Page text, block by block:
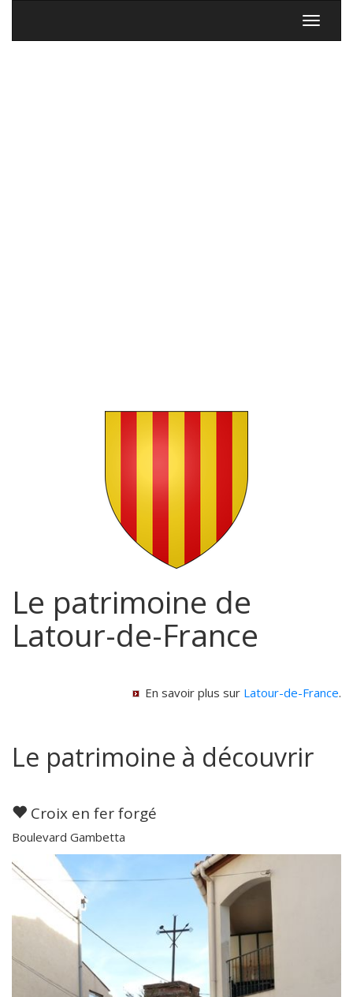
Menu
Le patrimoine de
Latour-de-France
En savoir plus sur Latour-de-France.
Le patrimoine à découvrir
Croix en fer forgé
Boulevard Gambetta